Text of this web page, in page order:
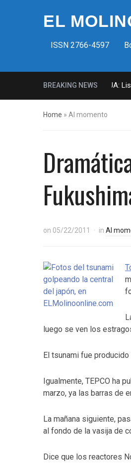
EL
ISSN 2766-4597
BREAKING NEWS
Milicias fascistas en EUA: Lista de
Home » Al momento
on 05/22/2011 in Al
luego se ven los
El tsunami fue
Igualmente, TEPCO ha
marzo, ya las barras de
La mañana siguiente,
al fondo de la vasija de
Dice que los reactores